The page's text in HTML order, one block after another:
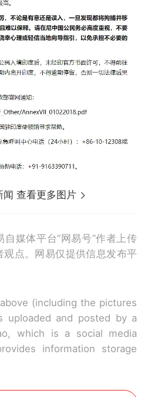
闻 查看更多图片
媒体平台“网易号”作者上传
观点。网易仅提供信息发布平
(including the pictures
uploaded and posted by a
which is a social media
information storage